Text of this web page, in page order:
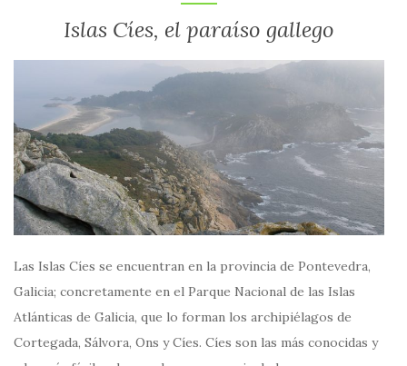
Islas Cíes, el paraíso gallego
Las Islas Cíes se encuentran en la provincia de Pontevedra,
Galicia; concretamente en el Parque Nacional de las Islas
Atlánticas de Galicia, que lo forman los archipiélagos de
Cortegada, Sálvora, Ons y Cíes. Cíes son las más conocidas y